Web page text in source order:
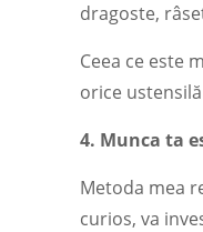
dragoste,
Ceea ce este
orice
4. Munca ta
Metoda mea
curios, va